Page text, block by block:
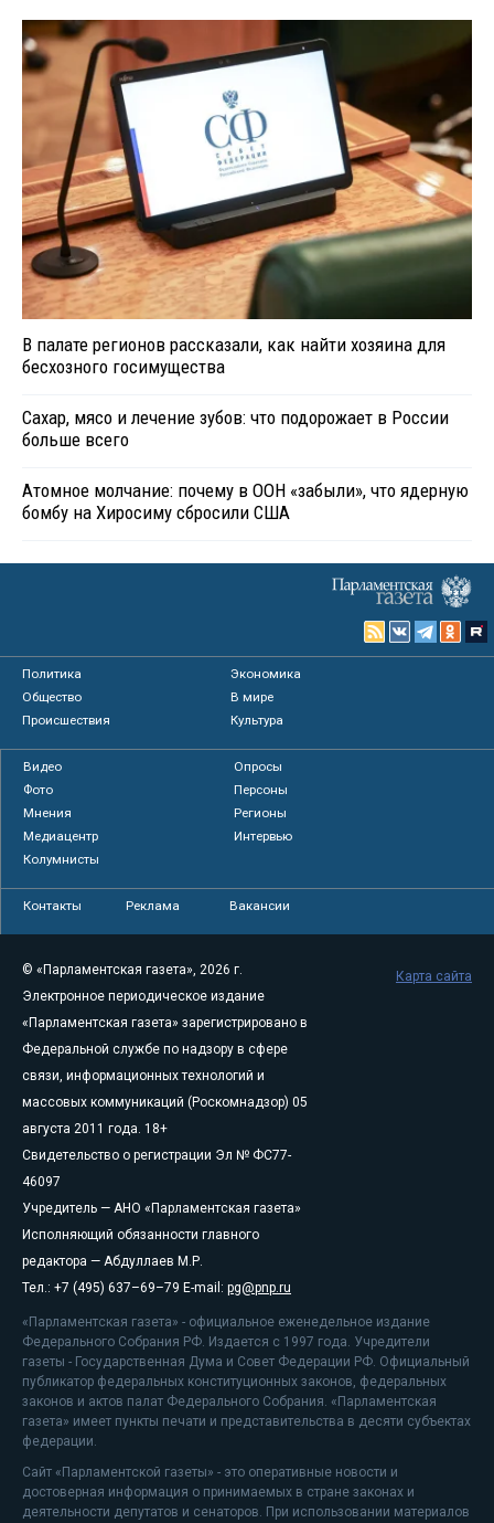
В палате регионов рассказали, как найти хозяина для
бесхозного госимущества
Сахар, мясо и лечение зубов: что подорожает в России
больше всего
Атомное молчание: почему в ООН «забыли», что ядерную
бомбу на Хиросиму сбросили США
Политика
Экономика
Общество
В мире
Происшествия
Культура
Видео
Опросы
Фото
Персоны
Мнения
Регионы
Медиацентр
Интервью
Колумнисты
Контакты Реклама Вакансии
© «Парламентская газета», 2026 г.
Электронное периодическое издание
«Парламентская газета» зарегистрировано в
Федеральной службе по надзору в сфере
связи, информационных технологий и
массовых коммуникаций (Роскомнадзор) 05
августа 2011 года. 18+
Свидетельство о регистрации Эл № ФС77-
46097
Учредитель — АНО «Парламентская газета»
Исполняющий обязанности главного
редактора — Абдуллаев М.Р.
Тел.: +7 (495) 637–69–79 E-mail: pg@pnp.ru
«Парламентская газета» - официальное еженедельное издание
Федерального Собрания РФ. Издается с 1997 года. Учредители
газеты - Государственная Дума и Совет Федерации РФ. Официальный
публикатор федеральных конституционных законов, федеральных
законов и актов палат Федерального Собрания. «Парламентская
газета» имеет пункты печати и представительства в десяти субъектах
федерации.
Сайт «Парламентской газеты» - это оперативные новости и
достоверная информация о принимаемых в стране законах и
деятельности депутатов и сенаторов. При использовании материалов
Карта сайта